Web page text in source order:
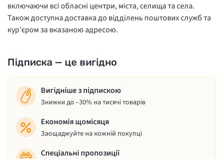
включаючи всі обласні центри, міста, селища та села.
Також доступна доставка до відділень поштових служб та
кур’єром за вказаною адресою.
Підписка — це вигідно
Вигідніше з підпискою
Знижки до –30% на тисячі товарів
Економія щомісяця
Заощаджуйте на кожній покупці
Спеціальні пропозиції